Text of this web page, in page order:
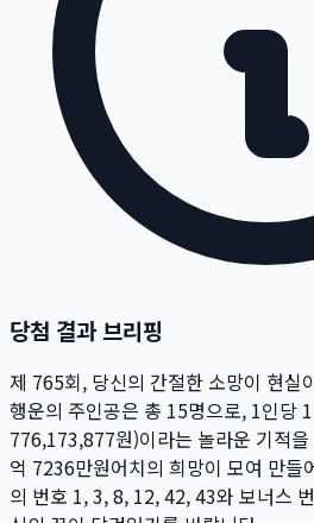
당첨 결과 브리핑
제 765회, 당신의 간절한 소망이 현실
행운의 주인공은 총 15명으로, 1인당
776,173,877원)이라는 놀라운 기적
억 7236만원어치의 희망이 모여 만들
의 번호 1, 3, 8, 12, 42, 43와 보너스